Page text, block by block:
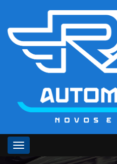
Toggle navigation